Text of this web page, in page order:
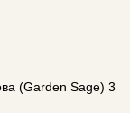
(Garden Sage) 3